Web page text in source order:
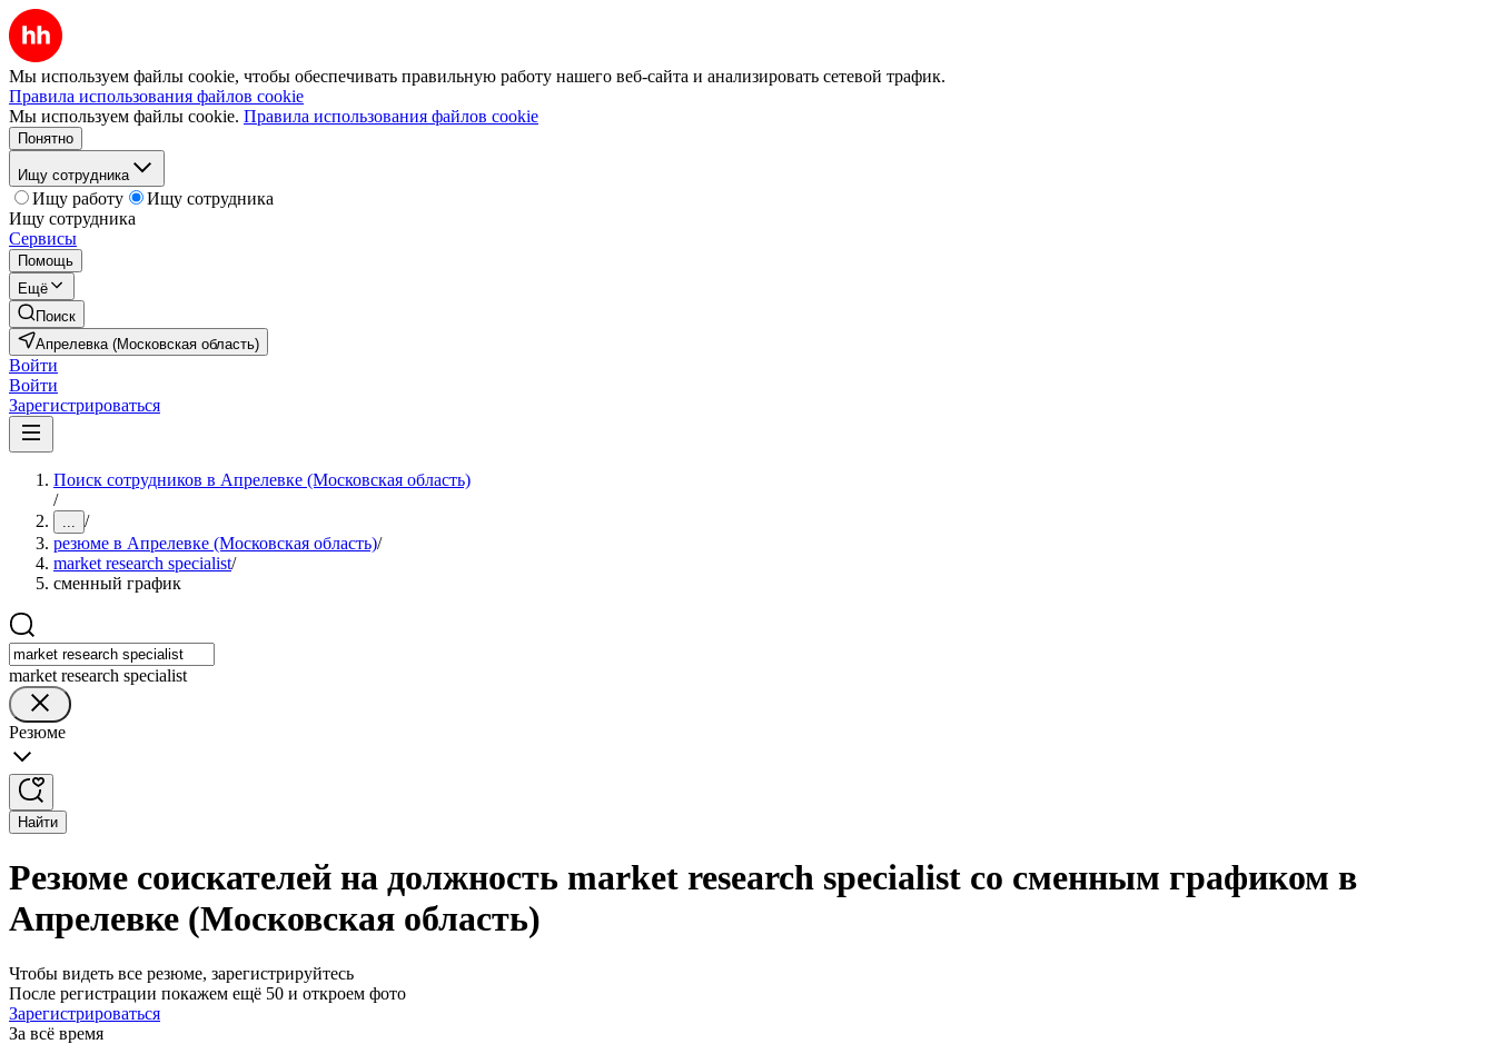
Мы используем файлы cookie, чтобы обеспечивать правильную работу нашего веб-сайта и анализировать сетевой трафик.
Правила использования файлов cookie
Мы используем файлы cookie. Правила использования файлов cookie
Понятно
Ищу сотрудника
Ищу работу
Ищу сотрудника
Ищу сотрудника
Сервисы
Помощь
Ещё
Поиск
Апрелевка (Московская область)
Войти
Войти
Зарегистрироваться
Поиск сотрудников в Апрелевке (Московская область)
/
... /
резюме в Апрелевке (Московская область)/
market research specialist/
сменный график
market research specialist
Резюме
Найти
Резюме соискателей на должность market research specialist со сменным графиком в
Апрелевке (Московская область)
Чтобы видеть все резюме, зарегистрируйтесь
После регистрации покажем ещё 50 и откроем фото
Зарегистрироваться
За всё время